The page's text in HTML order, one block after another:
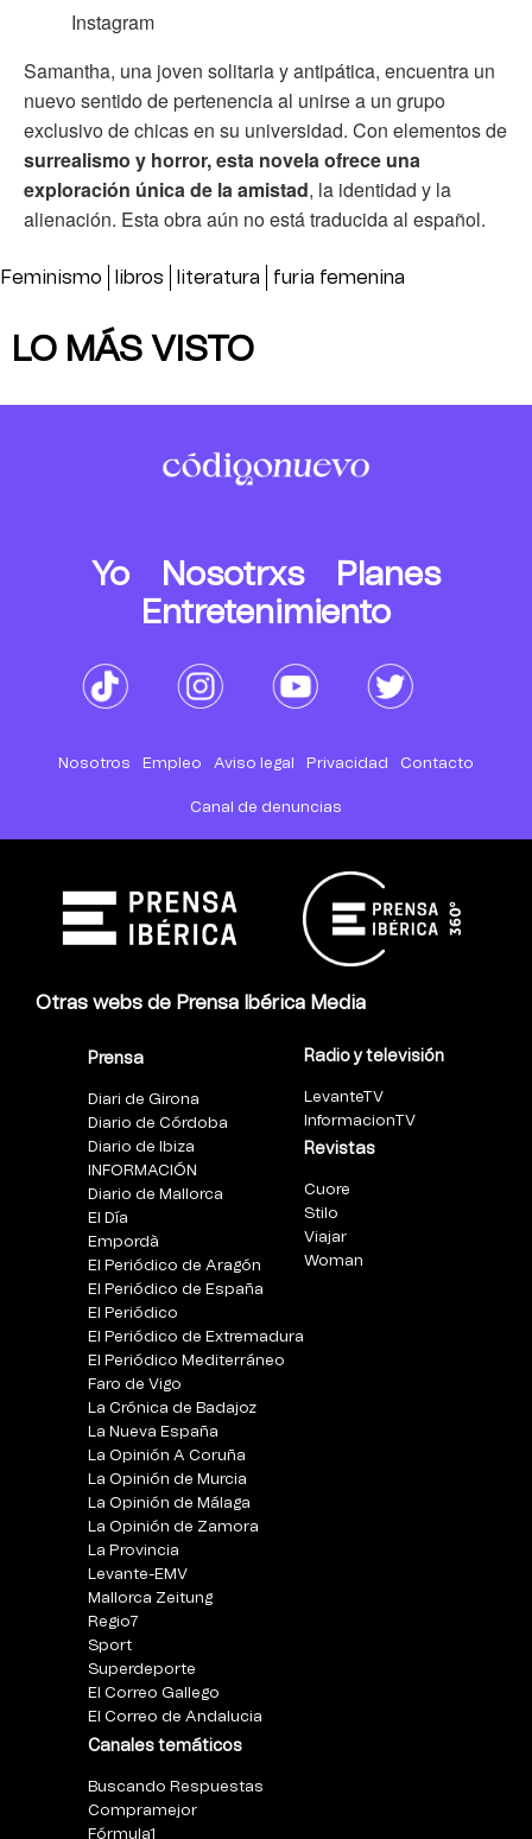
Instagram
Samantha, una joven solitaria y antipática, encuentra un
nuevo sentido de pertenencia al unirse a un grupo
exclusivo de chicas en su universidad. Con elementos de
surrealismo y horror, esta novela ofrece una
exploración única de la amistad, la identidad y la
alienación. Esta obra aún no está traducida al español.
Feminismo libros literatura furia femenina
LO MÁS VISTO
Yo Nosotrxs
Planes
Entretenimiento
Nosotros Empleo Aviso legal Privacidad Contacto
Canal de denuncias
Otras webs de Prensa Ibérica Media
Prensa
Diari de Girona
Diario de Córdoba
Diario de Ibiza
INFORMACIÓN
Diario de Mallorca
El Día
Empordà
El Periódico de Aragón
El Periódico de España
El Periódico
El Periódico de Extremadura
El Periódico Mediterráneo
Faro de Vigo
La Crónica de Badajoz
La Nueva España
La Opinión A Coruña
La Opinión de Murcia
La Opinión de Málaga
La Opinión de Zamora
La Provincia
Levante-EMV
Mallorca Zeitung
Regio7
Sport
Superdeporte
El Correo Gallego
El Correo de Andalucia
Canales temáticos
Buscando Respuestas
Compramejor
Fórmula1
Radio y televisión
LevanteTV
InformacionTV
Revistas
Cuore
Stilo
Viajar
Woman